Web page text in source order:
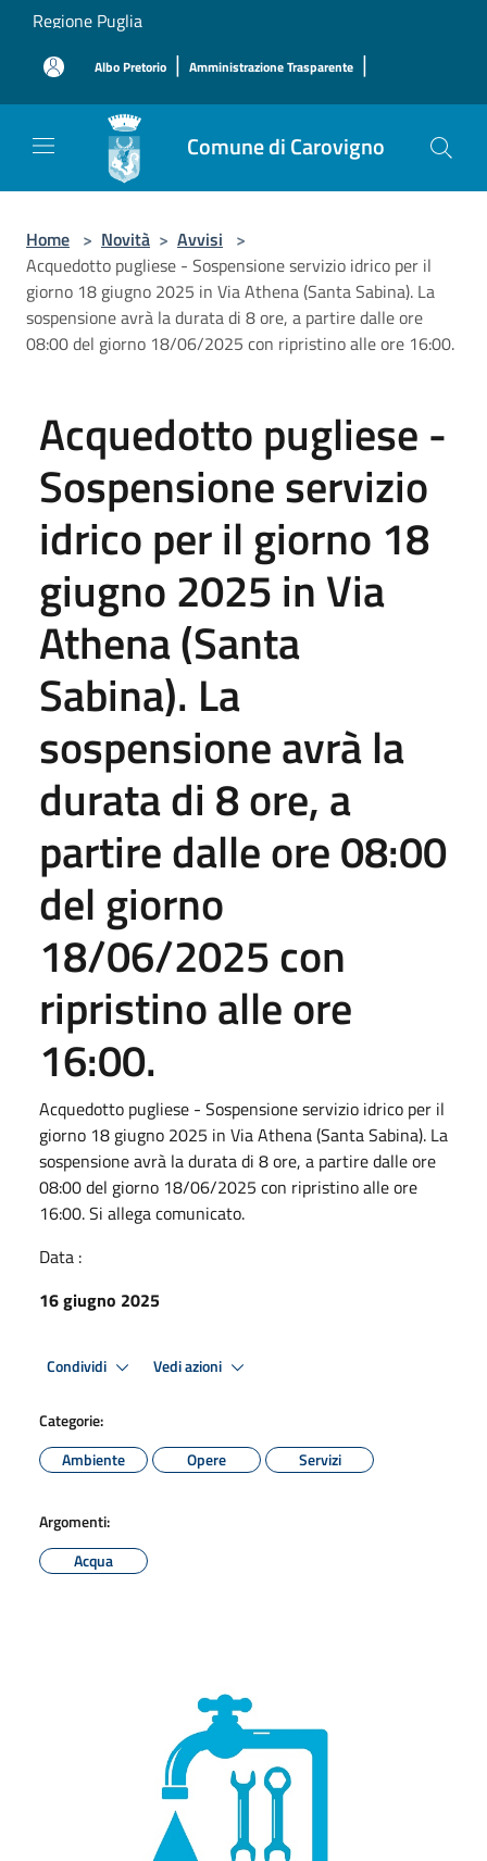
Salta al contenuto principale
Regione Puglia
Albo Pretorio | Amministrazione Trasparente |
Comune di Carovigno
Home > Novità > Avvisi >
Acquedotto pugliese - Sospensione servizio idrico per il
giorno 18 giugno 2025 in Via Athena (Santa Sabina). La
sospensione avrà la durata di 8 ore, a partire dalle ore
08:00 del giorno 18/06/2025 con ripristino alle ore 16:00.
Acquedotto pugliese -
Sospensione servizio
idrico per il giorno 18
giugno 2025 in Via
Athena (Santa
Sabina). La
sospensione avrà la
durata di 8 ore, a
partire dalle ore 08:00
del giorno
18/06/2025 con
ripristino alle ore
16:00.
Acquedotto pugliese - Sospensione servizio idrico per il
giorno 18 giugno 2025 in Via Athena (Santa Sabina). La
sospensione avrà la durata di 8 ore, a partire dalle ore
08:00 del giorno 18/06/2025 con ripristino alle ore
16:00. Si allega comunicato.
Data :
16 giugno 2025
Condividi Vedi azioni
Categorie:
Ambiente
Opere Servizi
Argomenti:
Acqua